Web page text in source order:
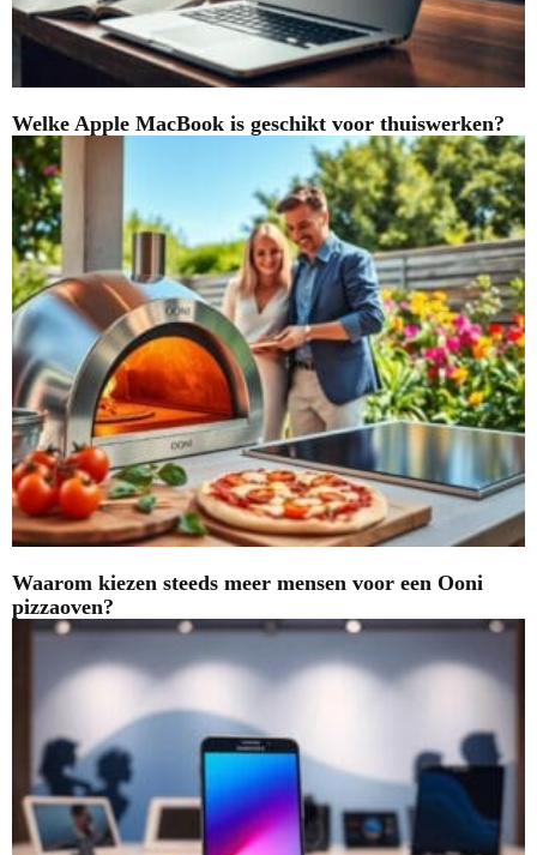
Welke Apple MacBook is geschikt voor thuiswerken?
Waarom kiezen steeds meer mensen voor een Ooni
pizzaoven?